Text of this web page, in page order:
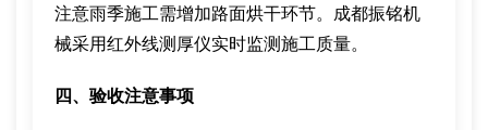
注意雨季施工需增加路面烘干环节。成都振铭机
械采用红外线测厚仪实时监测施工质量。
四、验收注意事项